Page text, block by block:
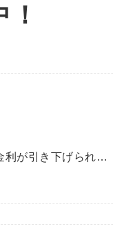
利が引き下げられ…